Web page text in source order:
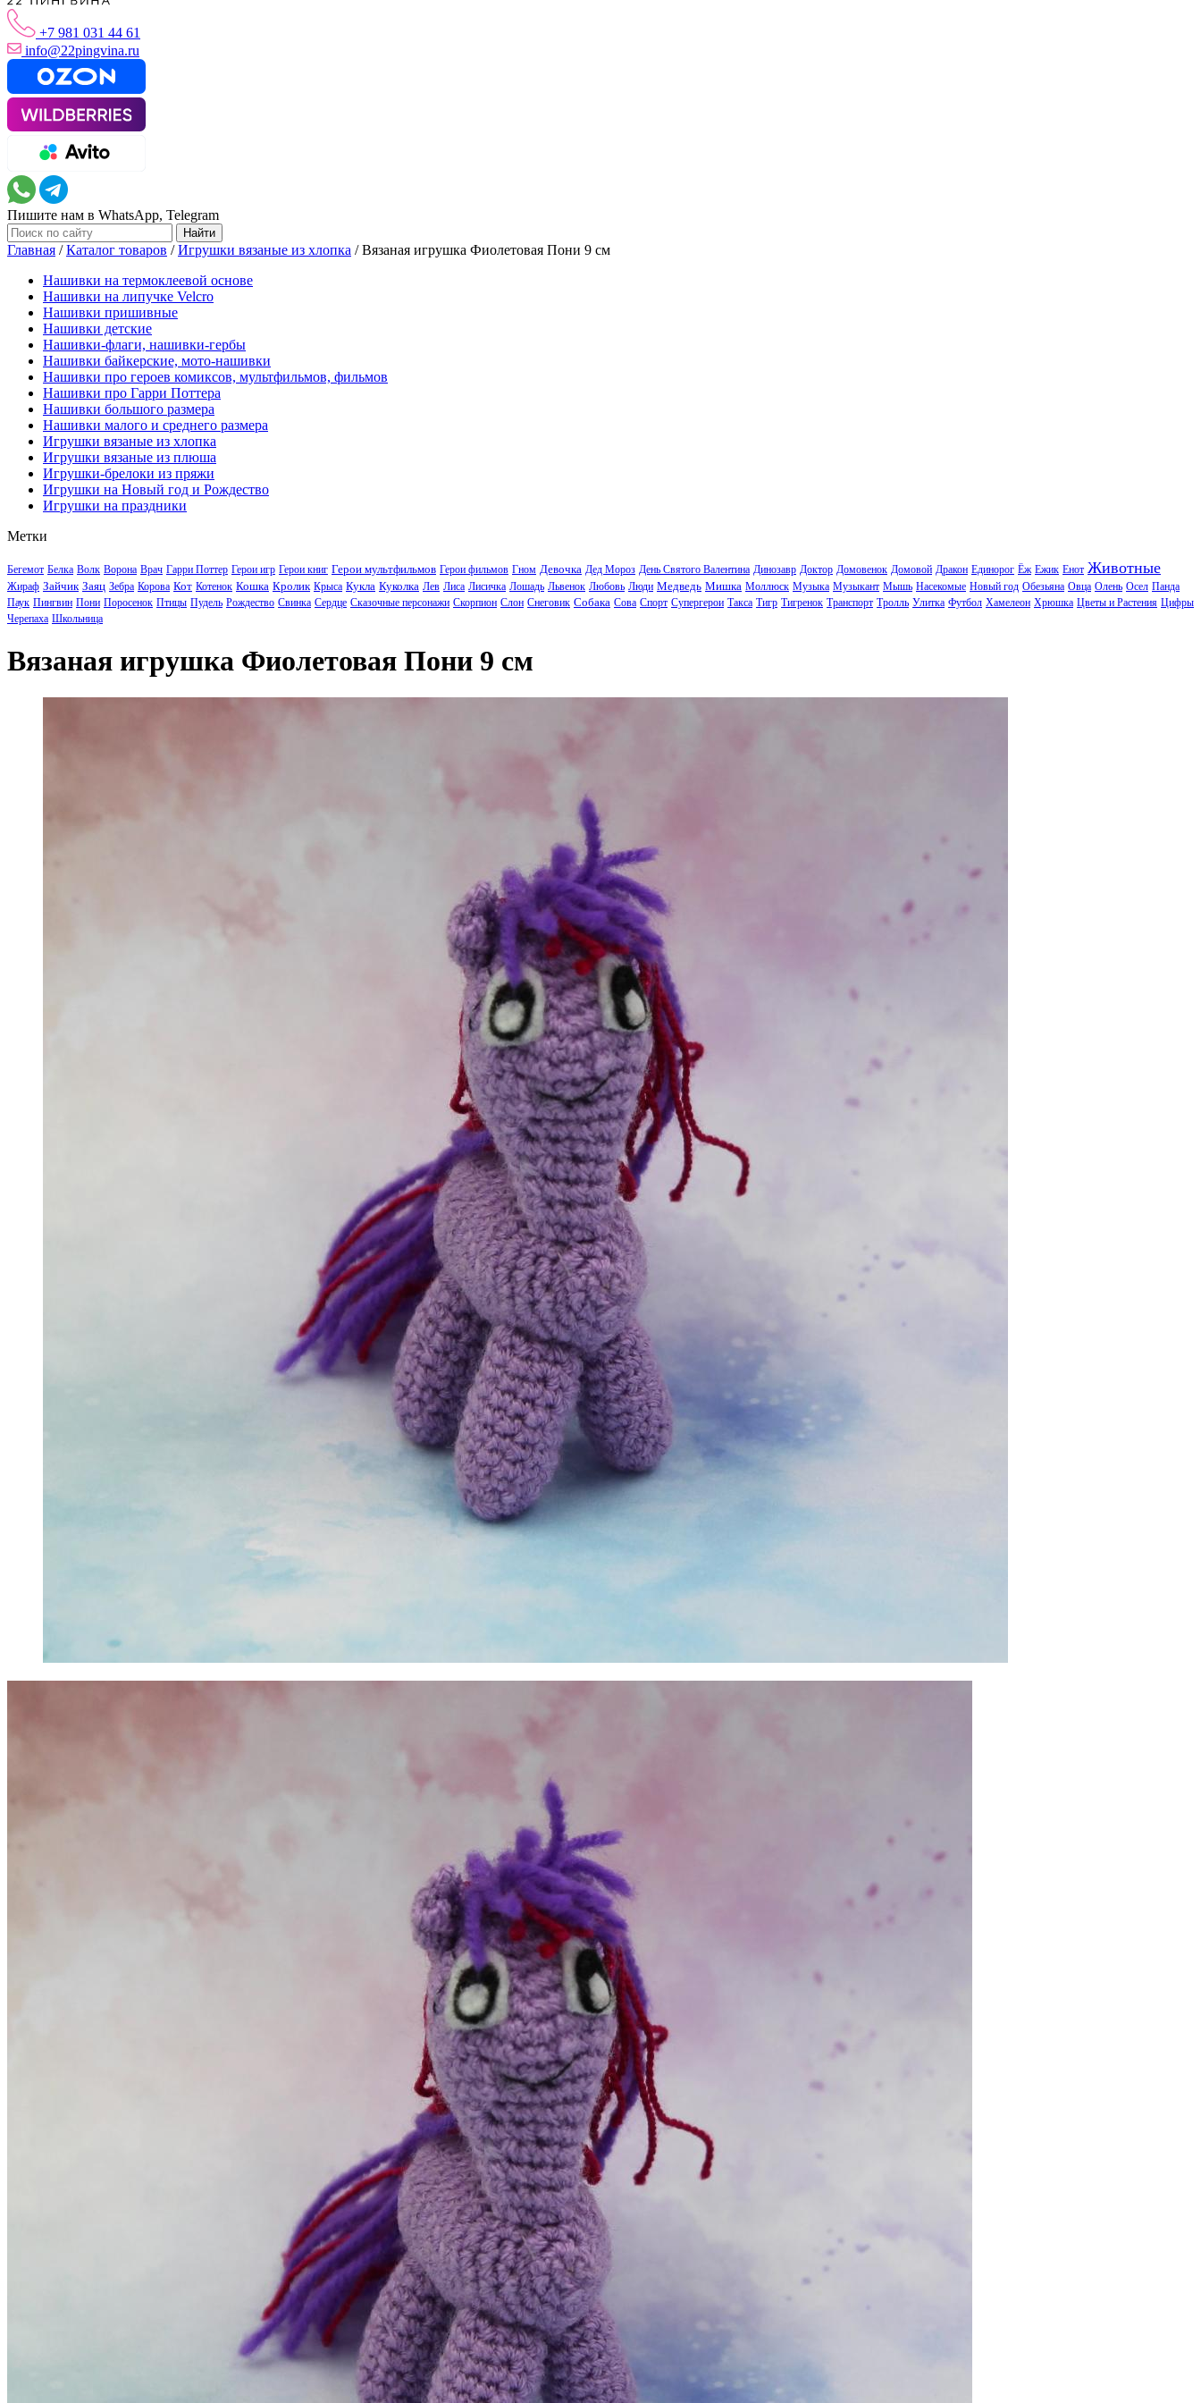
+7 981 031 44 61
info@22pingvina.ru
Пишите нам в WhatsApp, Telegram
Главная /Каталог товаров /Игрушки вязаные из хлопка /Вязаная игрушка Фиолетовая Пони 9 см
Нашивки на термоклеевой основе
Нашивки на липучке Velcro
Нашивки пришивные
Нашивки детские
Нашивки-флаги, нашивки-гербы
Нашивки байкерские, мото-нашивки
Нашивки про героев комиксов, мультфильмов, фильмов
Нашивки про Гарри Поттера
Нашивки большого размера
Нашивки малого и среднего размера
Игрушки вязаные из хлопка
Игрушки вязаные из плюша
Игрушки-брелоки из пряжи
Игрушки на Новый год и Рождество
Игрушки на праздники
Метки
Бегемот Белка Волк Ворона Врач Гарри Поттер Герои игр Герои книг Герои мультфильмов Герои фильмов Гном Девочка Дед Мороз День Святого Валентина Динозавр Доктор Домовенок Домовой Дракон Единорог Ёж Ежик Енот Животные
Жираф Зайчик Заяц Зебра Корова Кот Котенок Кошка Кролик Крыса Кукла Куколка Лев Лиса Лисичка Лошадь Львенок Любовь Люди Медведь Мишка Моллюск Музыка Музыкант Мышь Насекомые Новый год Обезьяна Овца Олень Осел Панда
Паук Пингвин Пони Поросенок Птицы Пудель Рождество Свинка Сердце Сказочные персонажи Скорпион Слон Снеговик Собака Сова Спорт Супергерои Такса Тигр Тигренок Транспорт Тролль Улитка Футбол Хамелеон Хрюшка Цветы и Растения Цифры
Черепаха Школьница
Вязаная игрушка Фиолетовая Пони 9 см